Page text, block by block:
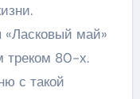
май»
треком 80-х.
с такой